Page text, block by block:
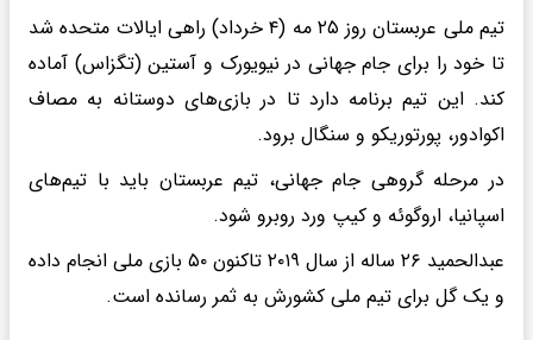
تیم ملی عربستان روز ۲۵ مه (۴ خرداد) راهی ایالات متحده شد
تا خود را برای جام جهانی در نیویورک و آستین (تگزاس) آماده
کند. این تیم برنامه دارد تا در بازی‌های دوستانه به مصاف
اکوادور، پورتوریکو و سنگال برود.
در مرحله گروهی جام جهانی، تیم عربستان باید با تیم‌های
اسپانیا، اروگوئه و کیپ ورد روبرو شود.
عبدالحمید ۲۶ ساله از سال ۲۰۱۹ تاکنون ۵۰ بازی ملی انجام داده
و یک گل برای تیم ملی کشورش به ثمر رسانده است.